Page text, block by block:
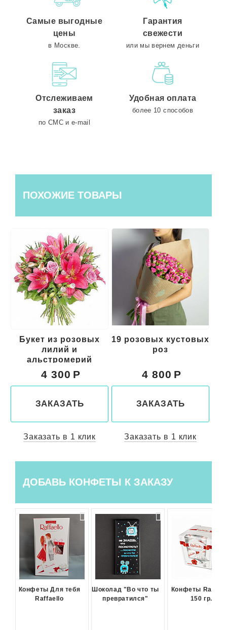
Самые выгодные
цены
в Москве.
Гарантия
свежести
или мы вернем деньги
Отслеживаем
заказ
по СМС и e-mail
Удобная оплата
более 10 способов
ПОХОЖИЕ ТОВАРЫ
19 розовых кустовых
роз
4 800
ЗАКАЗАТЬ
Заказать в 1 клик
Букет из красных
цветов "Свидание"
5 000
ЗАКАЗАТЬ
Заказать в 1 клик
ДОБАВЬ КОНФЕТЫ К ЗАКАЗУ
Конфеты Для тебя
Raffaello
Шоколад "Во что ты
превратился"
Конфеты
150 гр.